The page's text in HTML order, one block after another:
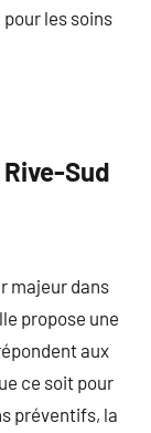
les soins
Sud
majeur dans
propose une
aux
ce soit pour
préventifs, la